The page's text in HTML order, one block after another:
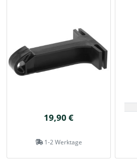
19,90 €
1-2 Werktage